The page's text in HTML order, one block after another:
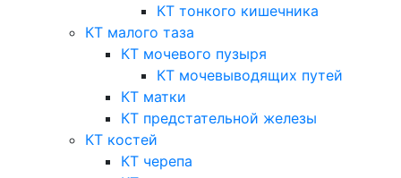
КТ тонкого кишечника
КТ малого таза
КТ мочевого пузыря
КТ мочевыводящих путей
КТ матки
КТ предстательной железы
КТ костей
КТ черепа